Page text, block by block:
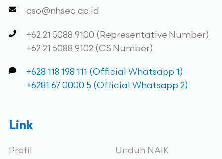
cso@nhsec.co.id
+62 21 5088 9100 (Representative Number)
+62 21 5088 9102 (CS Number)
+628 118 198 111 (Official Whatsapp 1)
+6281 67 0000 5 (Official Whatsapp 2)
Link
Profil
Unduh NAIK